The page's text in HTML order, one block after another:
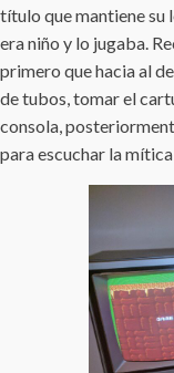
título que mantiene su
era niño y lo jugaba.
primero que hacia al
de tubos, tomar el
consola,
para escuchar la